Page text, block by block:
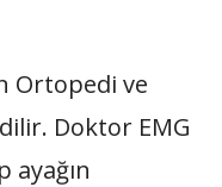
Ortopedi ve
Doktor EMG
ayağın